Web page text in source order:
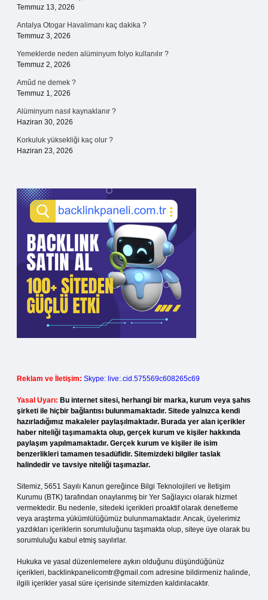
Temmuz 13, 2026
Antalya Otogar Havalimanı kaç dakika ?
Temmuz 3, 2026
Yemeklerde neden alüminyum folyo kullanılır ?
Temmuz 2, 2026
Amûd ne demek ?
Temmuz 1, 2026
Alüminyum nasıl kaynaklanır ?
Haziran 30, 2026
Korkuluk yüksekliği kaç olur ?
Haziran 23, 2026
Reklam ve İletişim: Skype: live:.cid.575569c608265c69
Yasal Uyarı: Bu internet sitesi, herhangi bir marka, kurum veya şahıs
şirketi ile hiçbir bağlantısı bulunmamaktadır. Sitede yalnızca kendi
hazırladığımız makaleler paylaşılmaktadır. Burada yer alan içerikler
haber niteliği taşımamakta olup, gerçek kurum ve kişiler hakkında
paylaşım yapılmamaktadır. Gerçek kurum ve kişiler ile isim
benzerlikleri tamamen tesadüfidir. Sitemizdeki bilgiler taslak
halindedir ve tavsiye niteliği taşımazlar.
Sitemiz, 5651 Sayılı Kanun gereğince Bilgi Teknolojileri ve İletişim
Kurumu (BTK) tarafından onaylanmış bir Yer Sağlayıcı olarak hizmet
vermektedir. Bu nedenle, sitedeki içerikleri proaktif olarak denetleme
veya araştırma yükümlülüğümüz bulunmamaktadır. Ancak, üyelerimiz
yazdıkları içeriklerin sorumluluğunu taşımakta olup, siteye üye olarak bu
sorumluluğu kabul etmiş sayılırlar.
Hukuka ve yasal düzenlemelere aykırı olduğunu düşündüğünüz
içerikleri, backlinkpanelicomtr@gmail.com adresine bildirmeniz halinde,
ilgili içerikler yasal süre içerisinde sitemizden kaldırılacaktır.